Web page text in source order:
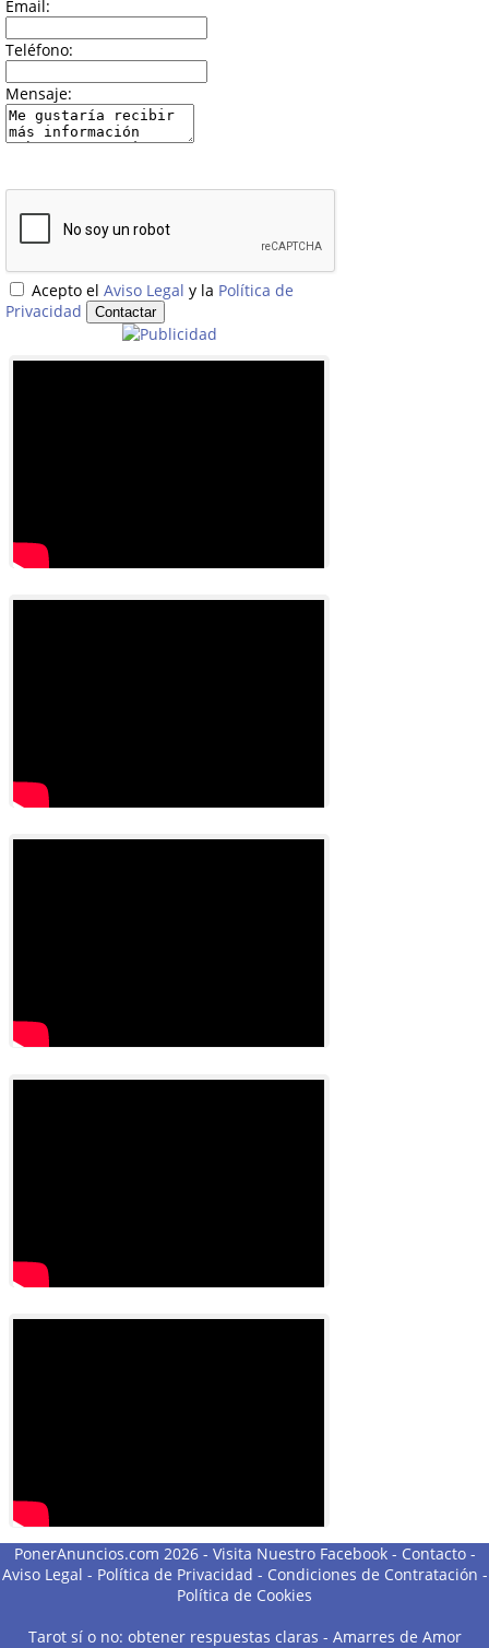
Email:
Teléfono:
Mensaje:
Acepto el Aviso Legal y la Política de
Privacidad
PonerAnuncios.com 2026 - Visita Nuestro Facebook- Contacto-
Aviso Legal - Política de Privacidad - Condiciones de Contratación -
Política de Cookies
Tarot sí o no: obtener respuestas claras - Amarres de Amor